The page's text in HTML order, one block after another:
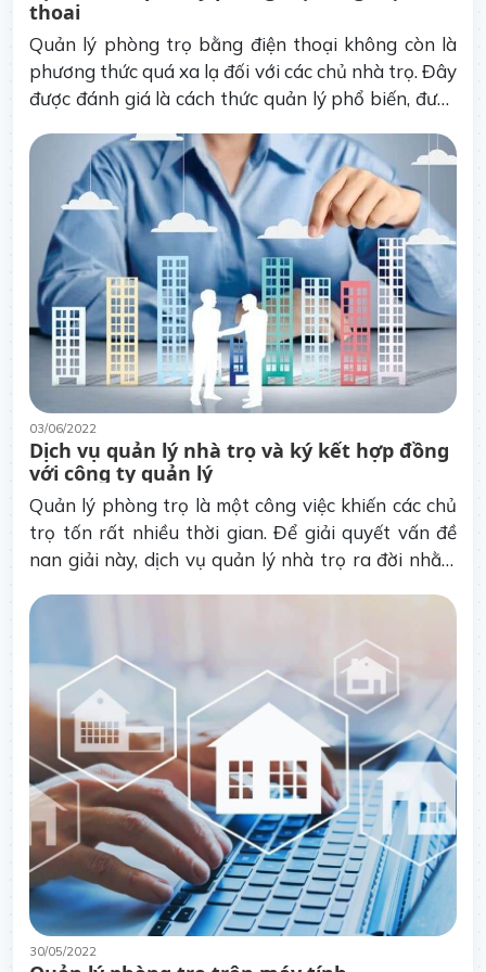
thoại
Quản lý phòng trọ bằng điện thoại không còn là
phương thức quá xa lạ đối với các chủ nhà trọ. Đây
được đánh giá là cách thức quản lý phổ biến, được
tiện lợi.
03/06/2022
Dịch vụ quản lý nhà trọ và ký kết hợp đồng
với công ty quản lý
Quản lý phòng trọ là một công việc khiến các chủ
trọ tốn rất nhiều thời gian. Để giải quyết vấn đề
nan giải này, dịch vụ quản lý nhà trọ ra đời nhằm
trọ một cách dễ dàng và nhanh chóng.
30/05/2022